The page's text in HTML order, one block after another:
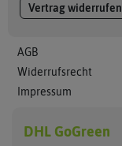
Vertrag widerrufen
AGB
Widerrufsrecht
Impressum
DHL GoGreen